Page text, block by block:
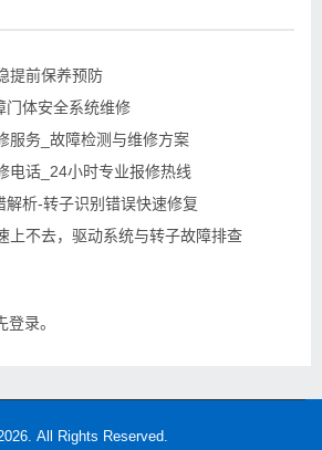
提前保养预防
门体安全系统维修
服务_故障检测与维修方案
电话_24小时专业报修热线
解析-转子识别错误快速修复
上不去，驱动系统与转子故障排查
登录。
All Rights Reserved.